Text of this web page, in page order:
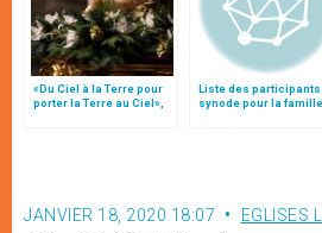
«Du Ciel à la Terre pour
porter la Terre au Ciel»,
Liste des participants
synode pour la
25 octobre)
JANVIER 18, 2020 18:07 EGLISES